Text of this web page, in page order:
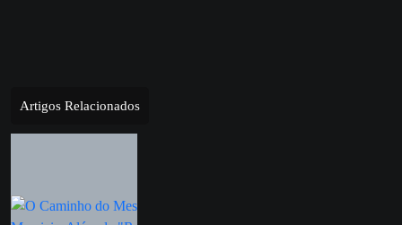
Artigos Relacionados